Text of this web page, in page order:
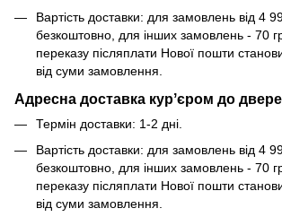
Вартість доставки: для замовлень від 4
безкоштовно, для інших замовлень - 70
переказу післяплати Нової пошти
від суми замовлення.
Адресна доставка курʼєром до
Термін доставки: 1-2 дні.
Вартість доставки: для замовлень від 4
безкоштовно, для інших замовлень - 70
переказу післяплати Нової пошти
від суми замовлення.